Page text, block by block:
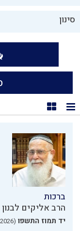
סינון
תצוגת רשימה
תצוגת קוביות
ברכות
הרב אליקים לבנון
יד תמוז התשפו (29.06.2026)